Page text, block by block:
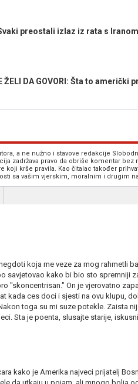
preostali izlaz iz rata s
ŽELI DA GOVORI: Šta to
a ne nužno i stavove redakcije
zadržava pravo da obriše komentar
koji krše pravila. Kao čitalac također
sa vašim vjerskim, moralnim i drugim
koja me veze za mog rahmetli
savjetovao kako bi bio sto spremniji
"skoncentrisan." On je vjerovatno
kada ces doci i sjesti na ovu klupu,
toga su mi suze potekle. Zaista
Sta je poenta, slusajte starije,
kako je Amerika najveci prijatelj